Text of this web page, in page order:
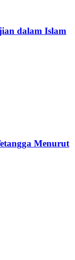
dalam Islam
Menurut